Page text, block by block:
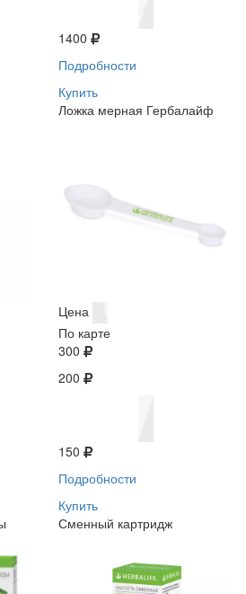
1400
Подробности
Купить
Ложка мерная Гербалайф
Цена
По карте
300
200
150
Подробности
Купить
Сменный картридж